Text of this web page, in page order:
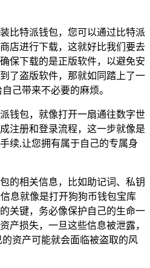
比特派钱包，您可以通过比特派
店进行下载，这就好比我们要去
保下载的是正版软件，以避免安
了盗版软件，那就如同踏上了一
己带来不必要的麻烦。
钱包，就像打开一扇通往数字世
注册和登录流程，这一步就像是
续,让您拥有属于自己的专属身
的相关信息，比如助记词、私钥
息就像是打开狗狗币钱包宝库
关键，务必像保护自己的生命一
产损失，一旦这些信息被泄露，
资产可能就会面临被盗取的风